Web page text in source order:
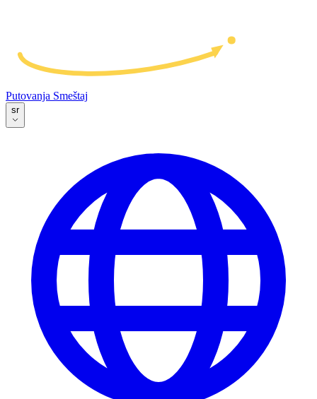
Putovanja Smeštaj
sr